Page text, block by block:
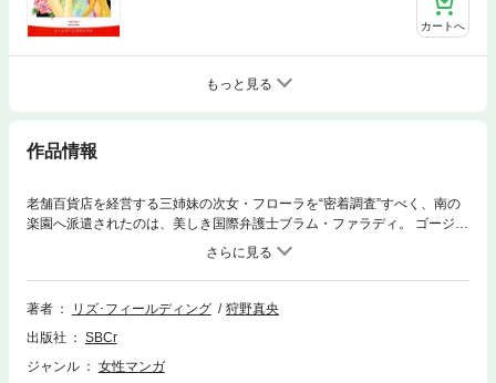
カートへ
もっと見る
作品情報
老舗百貨店を経営する三姉妹の次女・フローラを“密着調査”すべく、南の
楽園へ派遣されたのは、美しき国際弁護士ブラム・ファラディ。 ゴージャ
スな魅力をふりまく彼に、フローラはかつての恋人を重ねずにはいられな
かった・・・。 彼の優しさに騙されてはいけない・・・・・・！しかし、
派手な外見とは裏腹な、紳士的でまっすぐな彼の素顔に魅かれていって!?
著者
リズ･フィールディング
狩野真央
出版社
SBCr
ジャンル
女性マンガ